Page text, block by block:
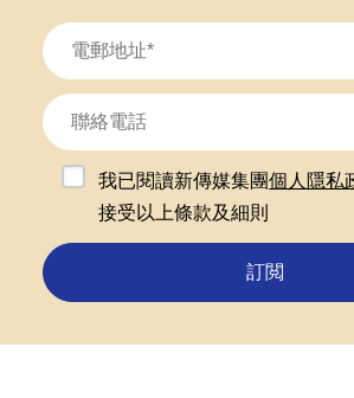
我已閱讀新傳媒集團個人隱私
接受以上條款及細則
訂閲